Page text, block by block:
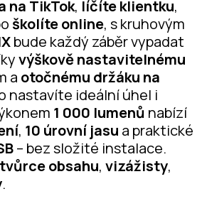
na TikTok, líčíte klientku,
školíte online, s kruhovým
bude každý záběr vypadat
výškově nastavitelnému
a otočnému držáku na
nastavíte ideální úhel i
1 000 lumenů nabízí
, 10 úrovní jasu a praktické
– bez složité instalace.
tvůrce obsahu, vizážisty,
.